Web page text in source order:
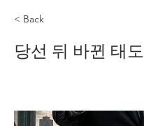
< Back
당선 뒤 바뀐 태도